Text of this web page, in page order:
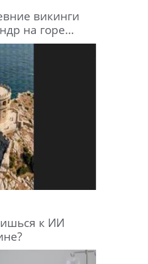
викинги
на горе...
к ИИ